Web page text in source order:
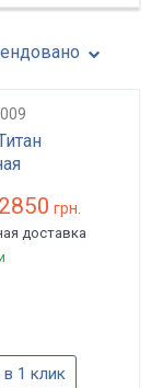
грн.
доставка
в 1 клик